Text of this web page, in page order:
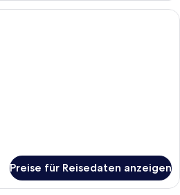
Ein modernes Schlafzimmer mit
Preise für Reisedaten anzeigen